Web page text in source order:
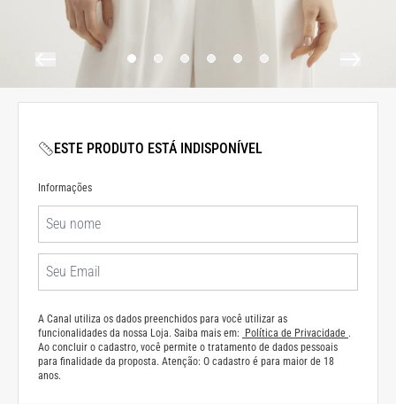
ESTE PRODUTO ESTÁ INDISPONÍVEL
Informações
A Canal utiliza os dados preenchidos para você utilizar as
funcionalidades da nossa Loja. Saiba mais em:
Política de Privacidade .
Ao concluir o cadastro, você permite o tratamento de dados pessoais
para finalidade da proposta. Atenção: O cadastro é para maior de 18
anos.